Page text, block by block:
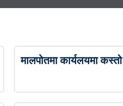
मालपोतमा कार्यलयमा